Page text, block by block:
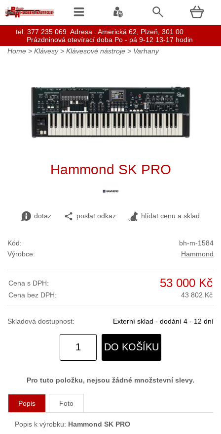
Home > Klávesy> Klávesové nástroje > Varhany
Hammond SK PRO
dotaz poslat odkaz hlídat cenu a sklad
Kód:
bh-m-1584
Výrobce:
Hammond
Cena s DPH: 53 000 Kč
Cena bez DPH: 43 802 Kč
Skladová dostupnost: Externí sklad - dodání 4 - 12 dní
DO KOŠÍKU
Pro tuto položku, nejsou žádné množstevní slevy.
Popis Foto
Popis k výrobku: Hammond SK PRO
tel: 377 235 069 Adresa : Americká 62, Plzeň, 301 00
Prázdninová otevírací doba Po - pá 9-12 13-17 hodin